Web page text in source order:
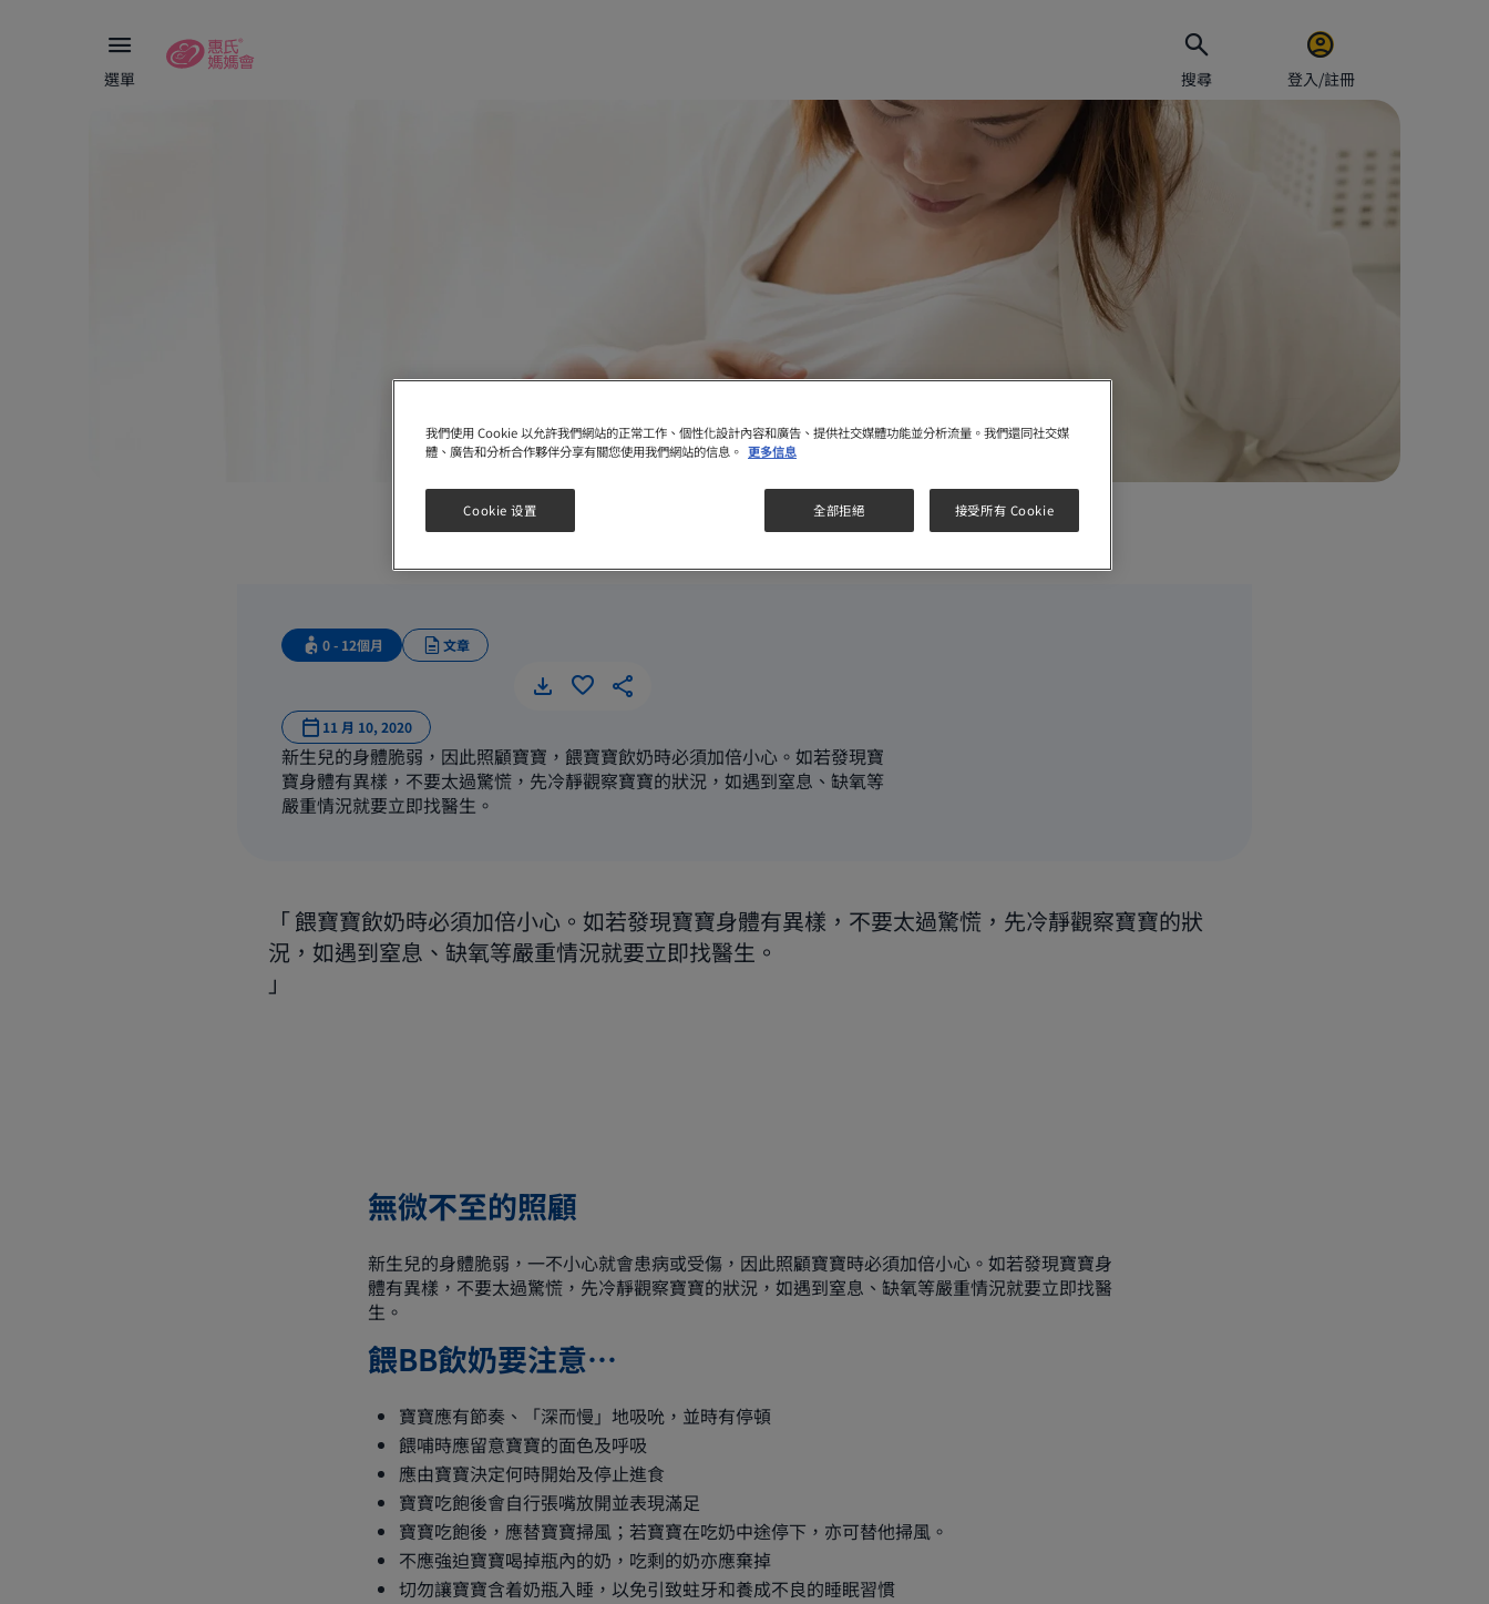
選單 搜尋 登入/註冊
餵哺母乳要注意
0 - 12個月 文章
11 月 10, 2020
新生兒的身體脆弱，因此照顧寶寶，餵寶寶飲奶時必須加倍小心。如若發現寶
寶身體有異樣，不要太過驚慌，先冷靜觀察寶寶的狀況，如遇到窒息、缺氧等
嚴重情況就要立即找醫生。
餵寶寶飲奶時必須加倍小心。如若發現寶寶身體有異樣，不要太過驚慌，先冷靜觀察寶寶的狀
況，如遇到窒息、缺氧等嚴重情況就要立即找醫生。
無微不至的照顧
新生兒的身體脆弱，一不小心就會患病或受傷，因此照顧寶寶時必須加倍小心。如若發現寶寶身
體有異樣，不要太過驚慌，先冷靜觀察寶寶的狀況，如遇到窒息、缺氧等嚴重情況就要立即找醫
生。
餵BB飲奶要注意…
寶寶應有節奏、「深而慢」地吸吮，並時有停頓
餵哺時應留意寶寶的面色及呼吸
應由寶寶決定何時開始及停止進食
寶寶吃飽後會自行張嘴放開並表現滿足
寶寶吃飽後，應替寶寶掃風；若寶寶在吃奶中途停下，亦可替他掃風。
不應強迫寶寶喝掉瓶內的奶，吃剩的奶亦應棄掉
切勿讓寶寶含着奶瓶入睡，以免引致蛀牙和養成不良的睡眠習慣
我們使用 Cookie 以允許我們網站的正常工作、個性化設計內容和廣告、提供社交媒體功能並分析流量。我們還同社交媒
體、廣告和分析合作夥伴分享有關您使用我們網站的信息。 更多信息
全部拒絕 接受所有 Cookie
Cookie 设置